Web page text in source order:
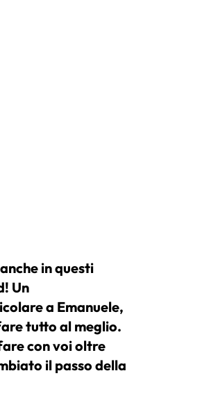
in questi
Un
a Emanuele,
tutto al meglio.
con voi oltre
il passo della